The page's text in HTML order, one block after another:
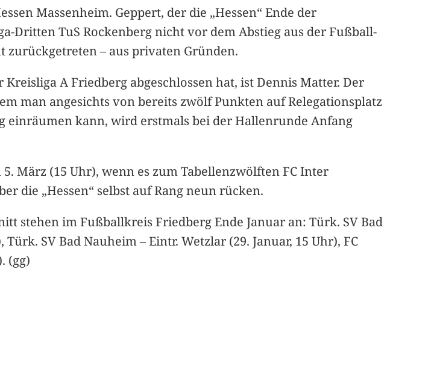
Massenheim. Geppert, der die „Hessen“ Ende der
Dritten TuS Rockenberg nicht vor dem Abstieg aus der Fußball-
– aus privaten Gründen.
A Friedberg abgeschlossen hat, ist Dennis Matter. Der
man angesichts von bereits zwölf Punkten auf Relegationsplatz
kann, wird erstmals bei der Hallenrunde Anfang
März (15 Uhr), wenn es zum Tabellenzwölften FC Inter
die „Hessen“ selbst auf Rang neun rücken.
stehen im Fußballkreis Friedberg Ende Januar an: Türk. SV Bad
SV Bad Nauheim – Eintr. Wetzlar (29. Januar, 15 Uhr), FC
(gg)